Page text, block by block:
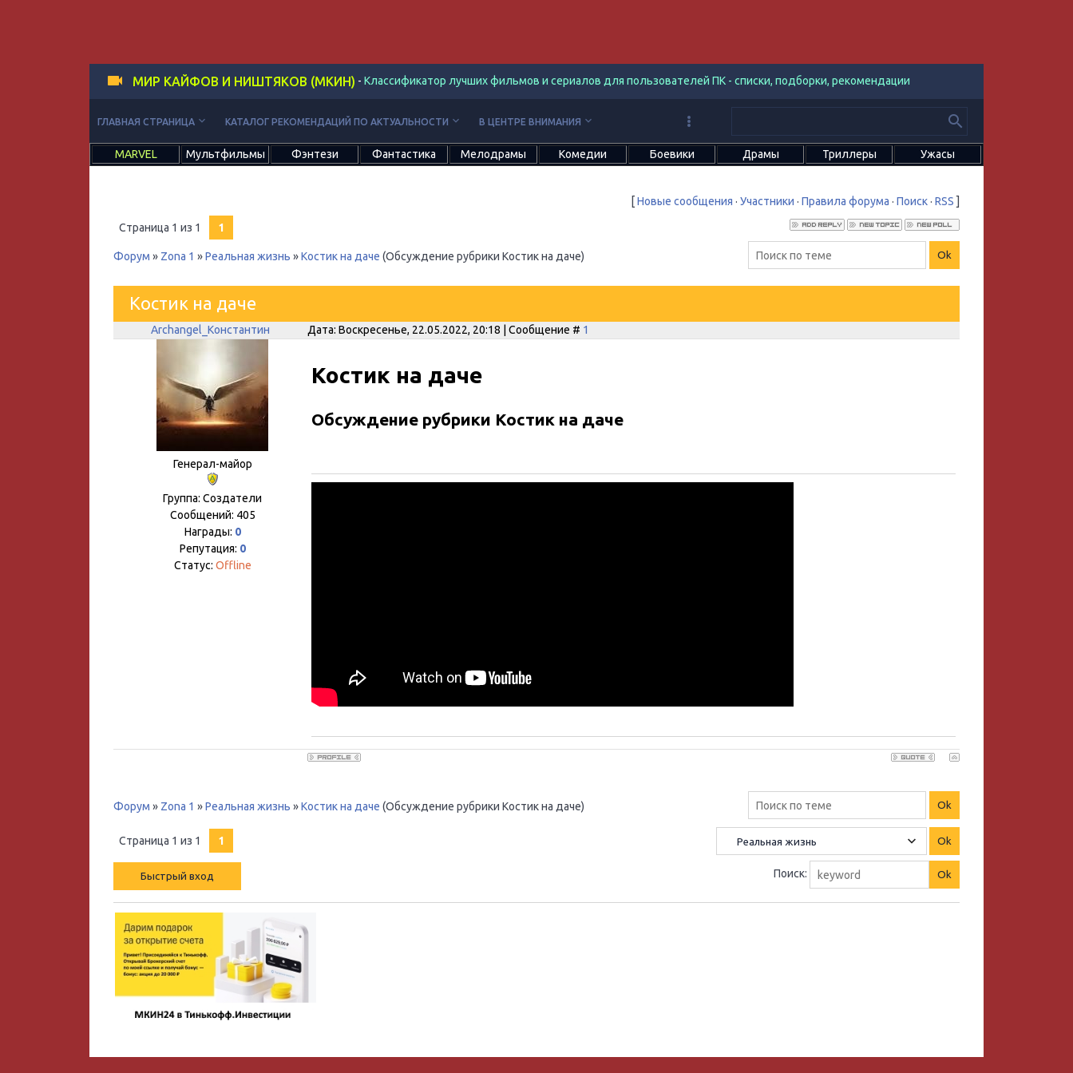
МИР КАЙФОВ И НИШТЯКОВ (МКИН) - Классификатор лучших фильмов и сериалов для пользователей ПК - списки, подборки, рекомендации
ГЛАВНАЯ СТРАНИЦА keyboard_arrow_down КАТАЛОГ РЕКОМЕНДАЦИЙ ПО АКТУАЛЬНОСТИ keyboard_arrow_down В ЦЕНТРЕ ВНИМАНИЯ keyboard_arrow_down
MARVEL Мультфильмы Фэнтези Фантастика Мелодрамы Комедии Боевики Драмы Триллеры Ужасы
[Новые сообщения · Участники · Правила форума · Поиск· RSS ]
Страница 1 из 1 1
Форум » Zona 1 »Реальная жизнь »Костик на даче (Обсуждение рубрики Костик на даче)
Костик на даче
Archangel_Константин Дата: Воскресенье, 22.05.2022, 20:18 | Сообщение # 1
Генерал-майор
Группа: Создатели
Сообщений: 405
Награды: 0
Репутация: 0
Статус: Offline
Костик на даче
Обсуждение рубрики Костик на даче
Форум » Zona 1 »Реальная жизнь »Костик на даче (Обсуждение рубрики Костик на даче)
Страница 1 из 1 1
Поиск: